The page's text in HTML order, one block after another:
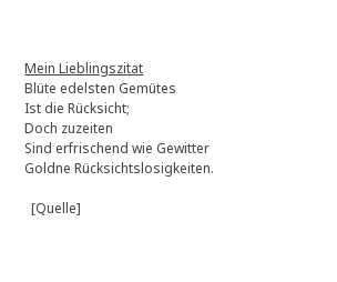
Mein Lieblingszitat
Blüte edelsten Gemütes
Ist die Rücksicht;
Doch zuzeiten
Sind erfrischend wie Gewitter
Goldne Rücksichtslosigkeiten.
[Quelle]